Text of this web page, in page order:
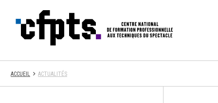
ACCUEIL ACTUALITÉS